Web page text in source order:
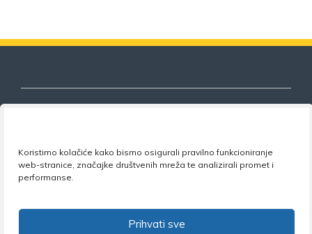
Koristimo kolačiće kako bismo osigurali pravilno funkcioniranje
web-stranice, značajke društvenih mreža te analizirali promet i
performanse.
Prihvati sve
Nezavisni sindikat znanosti i visokog
obrazovanja
Zagreb •Tel: +385 1 4847 337 •Email: uprava@nsz.hr